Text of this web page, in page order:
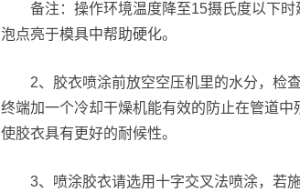
备注：操作环境温度降至15摄氏度以下
泡点亮于模具中帮助硬化。
2、胶衣喷涂前放空空压机里的水分，检
终端加一个冷却干燥机能有效的防止在管道
使胶衣具有更好的耐候性。
3、喷涂胶衣请选用十字交叉法喷涂，若